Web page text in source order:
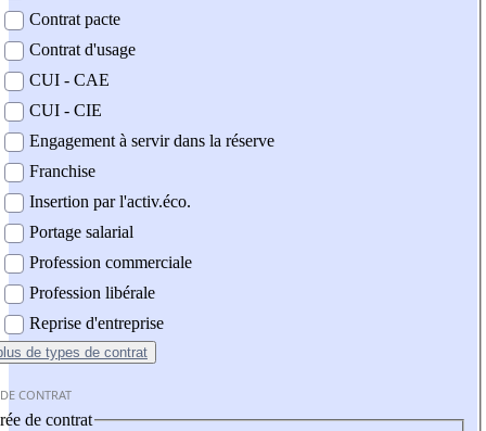
Contrat pacte
Contrat d'usage
CUI - CAE
CUI - CIE
Engagement à servir dans la réserve
Franchise
Insertion par l'activ.éco.
Portage salarial
Profession commerciale
Profession libérale
Reprise d'entreprise
de types de contrat
CONTRAT
de contrat